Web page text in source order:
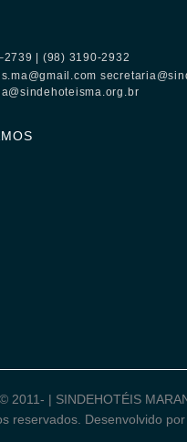
| (98) 3190-2932
2011- | SINDEHOTÉIS
reservados. Desenvolvido por